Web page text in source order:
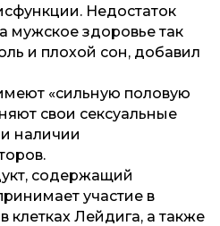
Недостаток
мужское здоровье так
и плохой сон, добавил
«сильную половую
свои сексуальные
наличии
содержащий
участие в
клетках Лейдига, а также